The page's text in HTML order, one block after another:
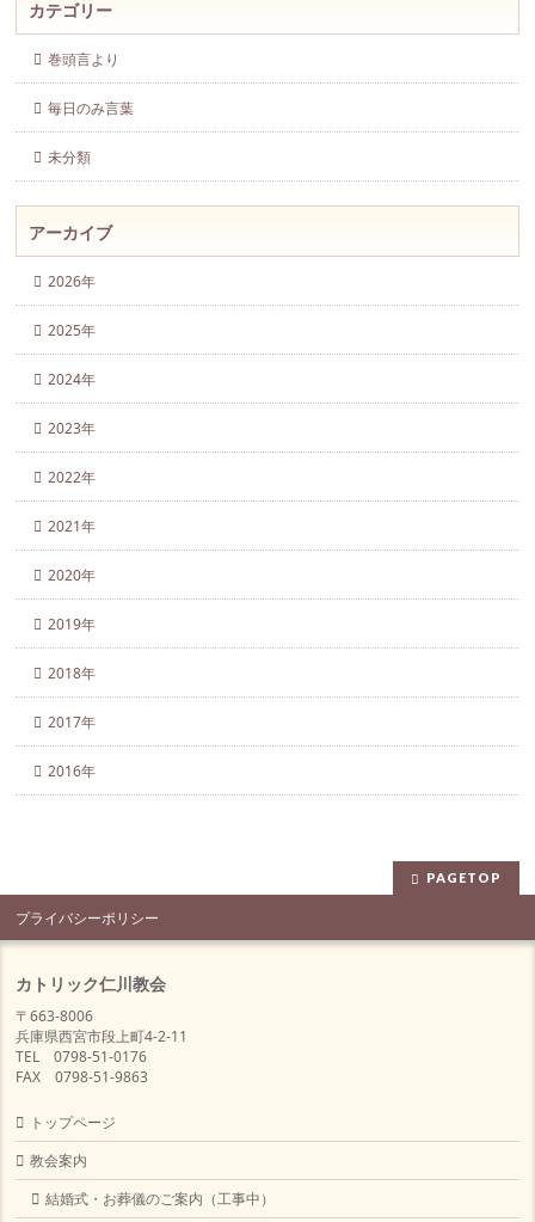
カテゴリー
巻頭言より
毎日のみ言葉
未分類
アーカイブ
2026年
2025年
2024年
2023年
2022年
2021年
2020年
2019年
2018年
2017年
2016年
PAGETOP
プライバシーポリシー
カトリック仁川教会
〒663-8006
兵庫県西宮市段上町4-2-11
TEL 0798-51-0176
FAX 0798-51-9863
トップページ
教会案内
結婚式・お葬儀のご案内（工事中）